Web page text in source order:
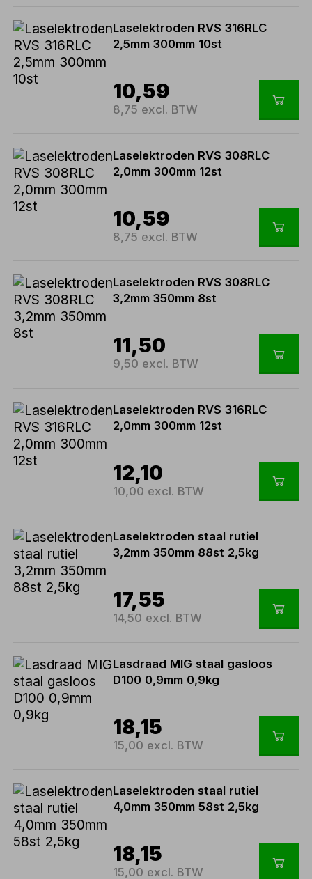
Laselektroden RVS 316RLC
2,5mm 300mm 10st
10,59
8,75 excl. BTW
Laselektroden RVS 308RLC
2,0mm 300mm 12st
10,59
8,75 excl. BTW
Laselektroden RVS 308RLC
3,2mm 350mm 8st
11,50
9,50 excl. BTW
Laselektroden RVS 316RLC
2,0mm 300mm 12st
12,10
10,00 excl. BTW
Laselektroden staal rutiel
3,2mm 350mm 88st 2,5kg
17,55
14,50 excl. BTW
Lasdraad MIG staal gasloos
D100 0,9mm 0,9kg
18,15
15,00 excl. BTW
Laselektroden staal rutiel
4,0mm 350mm 58st 2,5kg
18,15
15,00 excl. BTW